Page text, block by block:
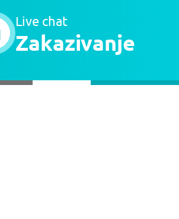
Live chat
Zakazivanje